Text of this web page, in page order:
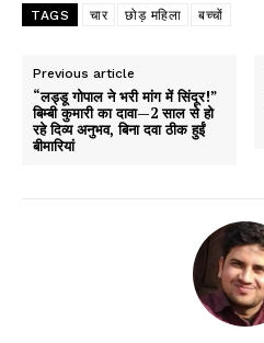
TAGS चार छोड़ महिला बच्चों
Previous article
“लड्डू गोपाल ने भरी मांग में सिंदूर!”
बिम्बी कुमारी का दावा—2 साल से हो
रहे दिव्य अनुभव, बिना दवा ठीक हुईं
बीमारियां